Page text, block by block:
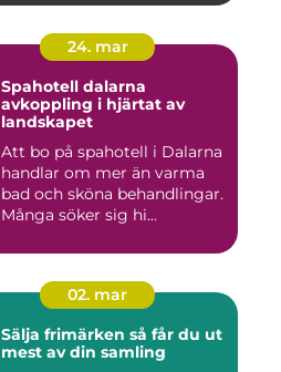
24. mar
Spahotell dalarna
avkoppling i hjärtat av
landskapet
Att bo på spahotell i Dalarna
handlar om mer än varma
bad och sköna behandlingar.
Många söker sig hi...
02. mar
Sälja frimärken så får du ut
mest av din samling